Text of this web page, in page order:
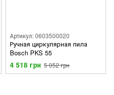
Артикул: 0603500020
Ручная циркулярная пила
Bosch PKS 55
4 518 грн 5 052 грн